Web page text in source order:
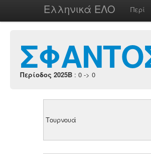
Ελληνικά ΕΛΟ Περί
Περίοδος 2025B : 0 -> 0
Τουρνουά